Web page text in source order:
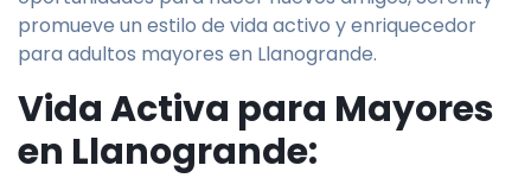
promueve un estilo de vida activo y enriquecedor
para adultos mayores en Llanogrande.
Vida Activa para Mayores
en Llanogrande: